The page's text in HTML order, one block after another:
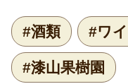
#酒類 #ワ
#漆山果樹園